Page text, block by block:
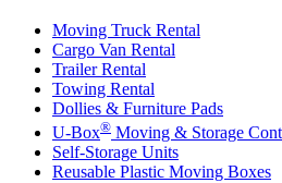
Moving Truck Rental
Cargo Van Rental
Trailer Rental
Towing Rental
Dollies & Furniture Pads
U-Box® Moving & Storage
Self-Storage Units
Reusable Plastic Moving Boxes